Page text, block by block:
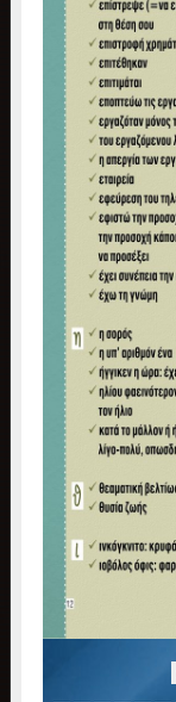
«Μικρά Βιβλία»
Ο χώρος μας